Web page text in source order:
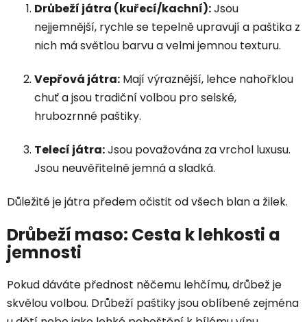
Drůbeží játra (kuřecí/kachní):Jsou
nejjemnější, rychle se tepelně upravují a paštika z
nich má světlou barvu a velmi jemnou texturu.
Vepřová játra: Mají výraznější, lehce nahořklou
chuť a jsou tradiční volbou pro selské,
hrubozrnné paštiky.
Telecí játra:Jsou považována za vrchol luxusu.
Jsou neuvěřitelně jemná a sladká.
Důležité je játra předem očistit od všech blan a žilek.
Drůbeží maso: Cesta k lehkosti a
jemnosti
Pokud dáváte přednost něčemu lehčímu, drůbež je
skvělou volbou. Drůbeží paštiky jsou oblíbené zejména